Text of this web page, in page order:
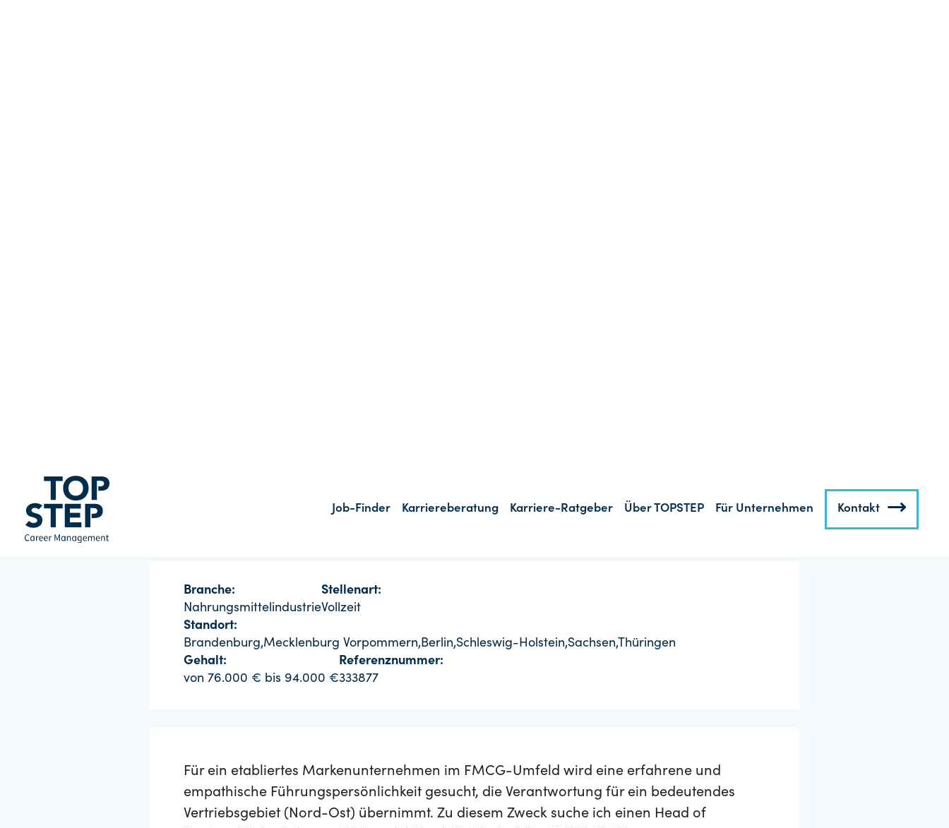
Branche:
Nahrungsmittelindustrie
Stellenart:
Vollzeit
Standort:
Brandenburg,Mecklenburg Vorpommern,Berlin,Schleswig-Holstein,Sachsen,Thüringen
Gehalt:
von 76.000 € bis 94.000 €
Referenznummer:
333877
Für ein etabliertes Markenunternehmen im FMCG-Umfeld wird eine erfahrene und
empathische Führungspersönlichkeit gesucht, die Verantwortung für ein bedeutendes
Vertriebsgebiet (Nord-Ost) übernimmt. Zu diesem Zweck suche ich einen Head of